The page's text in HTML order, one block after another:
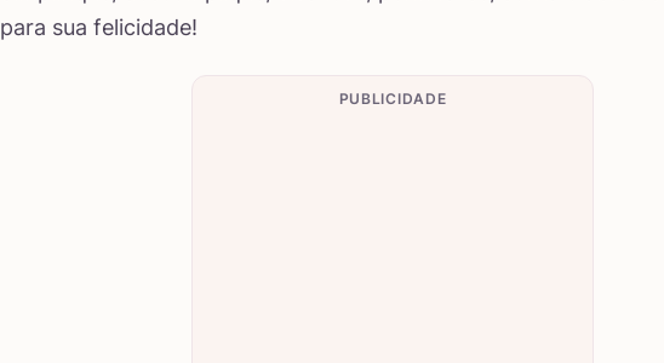
para sua felicidade!
PUBLICIDADE